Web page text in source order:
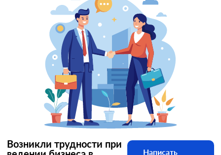
Возникли трудности при
Написать